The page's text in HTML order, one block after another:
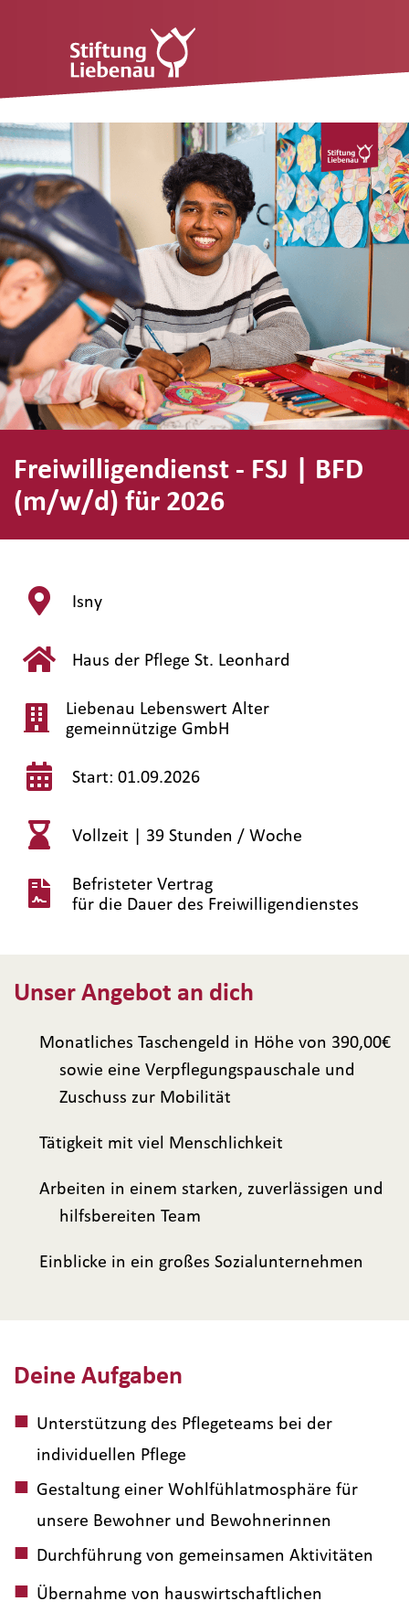
Freiwilligendienst - FSJ | BFD
(m/w/d) für 2026
Isny
Haus der Pflege St. Leonhard
Liebenau Lebenswert Alter
gemeinnützige GmbH
Start: 01.09.2026
Vollzeit | 39 Stunden / Woche
Befristeter Vertrag
für die Dauer des Freiwilligendienstes
Deine Aufgaben
Unterstützung des Pflegeteams bei der
individuellen Pflege
Gestaltung einer Wohlfühlatmosphäre für
unsere Bewohner und Bewohnerinnen
Durchführung von gemeinsamen Aktivitäten
Übernahme von hauswirtschaftlichen
Unser Angebot an dich
Monatliches Taschengeld in Höhe von 390,00€
sowie eine Verpflegungspauschale und
Zuschuss zur Mobilität
Tätigkeit mit viel Menschlichkeit
Arbeiten in einem starken, zuverlässigen und
hilfsbereiten Team
Einblicke in ein großes Sozialunternehmen